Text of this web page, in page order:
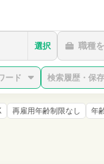
選択 職種
ード 検索履歴・保
再雇用年齢制限なし 年